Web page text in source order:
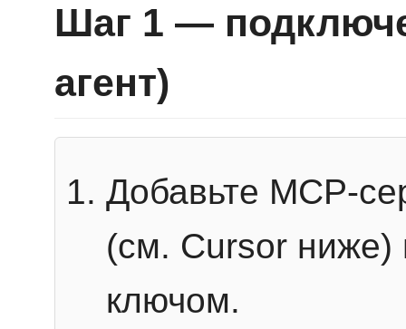
Шаг 1 —
агент)
Добавьте MCP-
(см. Cursor ниже)
ключом.